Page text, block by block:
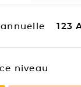
123
niveau